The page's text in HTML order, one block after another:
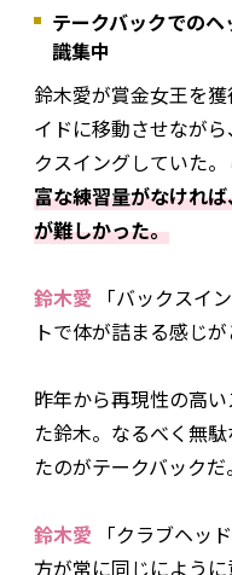
テークバックでの
識集中
鈴木愛が賞金女王を
イドに移動させなが
クスイングしていた。
富な練習量がなけれ
が難しかった。
鈴木愛 「バックスイ
トで体が詰まる感じ
昨年から再現性の高
た鈴木。なるべく無
たのがテークバックだ。
鈴木愛 「クラブヘッ
方が常に同じによう